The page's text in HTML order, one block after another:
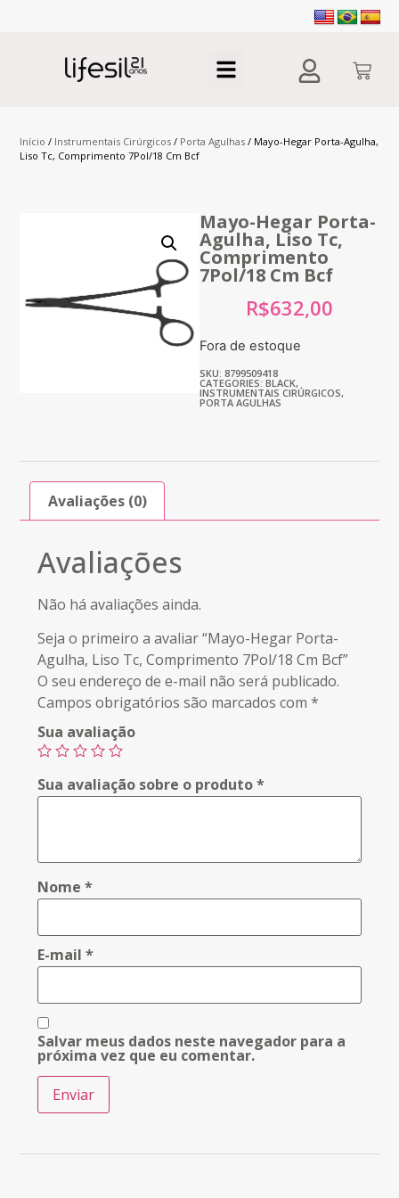
Início / Instrumentais Cirúrgicos / Porta Agulhas / Mayo-Hegar Porta-Agulha,
Liso Tc, Comprimento 7Pol/18 Cm Bcf
Mayo-Hegar Porta-
Agulha, Liso Tc,
Comprimento
7Pol/18 Cm Bcf
R$632,00
Fora de estoque
SKU: 8799509418
CATEGORIES: BLACK,
INSTRUMENTAIS CIRÚRGICOS,
PORTA AGULHAS
Avaliações (0)
Avaliações
Não há avaliações ainda.
Seja o primeiro a avaliar “Mayo-Hegar Porta-
Agulha, Liso Tc, Comprimento 7Pol/18 Cm Bcf”
O seu endereço de e-mail não será publicado.
Campos obrigatórios são marcados com*
Sua avaliação
Sua avaliação sobre o produto*
Nome*
E-mail*
Salvar meus dados neste navegador para a
próxima vez que eu comentar.